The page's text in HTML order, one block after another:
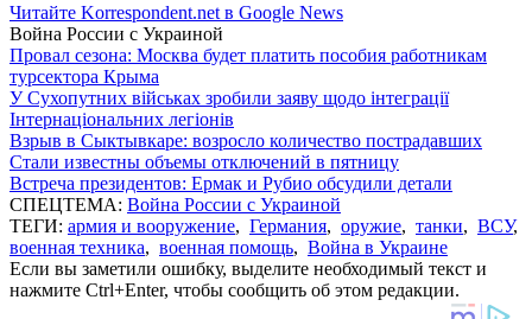
Читайте Korrespondent.net в Google News
Война России с Украиной
Провал сезона: Москва будет платить пособия работникам
турсектора Крыма
У Сухопутних військах зробили заяву щодо інтеграції
Інтернаціональних легіонів
Взрыв в Сыктывкаре: возросло количество пострадавших
Стали известны объемы отключений в пятницу
Встреча президентов: Ермак и Рубио обсудили детали
СПЕЦТЕМА: Война России с Украиной
ТЕГИ: армия и вооружение, Германия, оружие, танки, ВСУ,
военная техника, военная помощь, Война в Украине
Если вы заметили ошибку, выделите необходимый текст и
нажмите Ctrl+Enter, чтобы сообщить об этом редакции.